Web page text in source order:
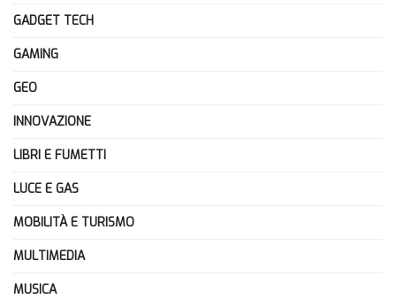
GADGET TECH
GAMING
GEO
INNOVAZIONE
LIBRI E FUMETTI
LUCE E GAS
MOBILITÀ E TURISMO
MULTIMEDIA
MUSICA